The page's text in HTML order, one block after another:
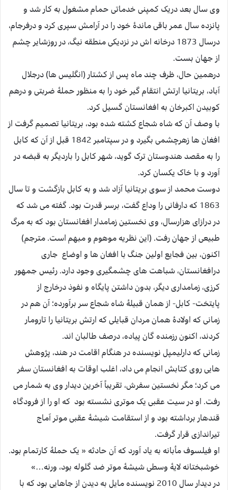
وی سال بعد دریک کمپنی خدماتی حمام مشغول به کار شد و
پانزده سال عمر باقی ماندۀ خود را در آرامش سپری کرد و درفرجام،
درسال 1873 درخانه اش در نزدیکی منطقه نیگ، در روزشایر چشم
از جهان بست.
درهمین حال، ظرف چند ماه پس از کشتار (انگلیس ها) درجلال
آباد، بریتانیا ارتش انتقام گیر خود را به منظور حملۀ ضربتی و درهم
کوبیدن اکبرخان به افغانستان گسیل کرد.
با وصف آن که شاه شجاع کشته شده بود، بریتانیا تصمیم گرفت از
افغان ها زهرچشمی بگیرد و در سپتامبر 1842 قبل از آن که کابل
را به مقصد هندوستان ترک گوید، شهر کابل را باردیگر به قبضه در
آورد و با خاک یکسان کرد.
دوست محمد از سوی بریتانیا آزاد شد و به کابل بازگشت و تا سال
1863 که دارفانی را وداع گفت، برسر قدرت بود. گفته می شد که
در درازای هزارسال، وی نخستین زمامدار افغانستان بود که به مرگ
طبیعی از جهان رفت. (این نظریه موهوم و مبهم است. مترجم)
اکنون، بین فجایع اولین جنگ با افغان ها و اوضاع جاری
درافغانستان، شباهت های چشمگیری وجود دارد. رئیس جمهور
کرزی، زمامداری دیگر، بدون داشتن پایگاه و نفوذ درخارج از
پایتخت- کابل- از همان قبیلۀ شاه شجاع سر برآورده؛ آن هم در
زمانی که اولادۀ همان مردان قبایلی که ارتش بریتانیا را تارومار
کردند، اکنون رزمنده گان پیاده، درصف طالبان اند.
زمانی که دارلیمپل نویسنده در هنگام اقامت در هند، پژوهش
هایی روی کتابش انجام می داد، اغلب اوقات به افغانستان سفر
می کرد؛ مگر نخستین سفرش، تقریباً آخرین دیدار وی به شمار می
رفت. او در سیت عقبی یک موتری نشسته بود که او را از فرودگاه
قندهار برداشته بود و از استقامت شیشۀ عقبی موتر آماج
تیراندازی قرار گرفت.
او فیلسوف مأبانه به یاد آورد که آن حادثه « یک حملۀ کارتمام بود.
خوشبختانه لایۀ وسطی شیشۀ موتر ضد گلوله بود، ورنه…»
در دیدار سال 2010 نویسنده مایل به دیدن از جاهایی بود که با